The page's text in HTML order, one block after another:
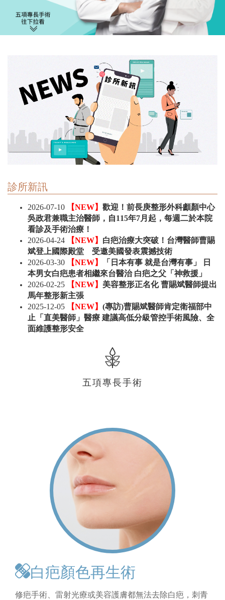
診所新訊
2026-07-10 【NEW】 歡迎！前長庚整形外科顱顏中心
吳政君兼職主治醫師，自115年7月起，每週二於本院
看診及手術治療！
2026-04-24
【NEW】 白疤治療大突破！台灣醫師曹賜
斌登上國際殿堂 受邀美國發表震撼技術
2026-03-30
【NEW】
「日本有事 就是台灣有事」 日
本男女白疤患者相繼來台醫治 白疤之父「神救援」
2026-02-25
【NEW】 美容整形正名化 曹賜斌醫師提出
馬年整形新主張
2025-12-05
【NEW】 (專訪)曹賜斌醫師肯定衛福部中
止「直美醫師」醫療 建議高低分級管控手術風險、全
面維護整形安全
五項專長手術
白疤顏色再生術
修疤手術、雷射光療或美容護膚都無法去除白疤，刺青